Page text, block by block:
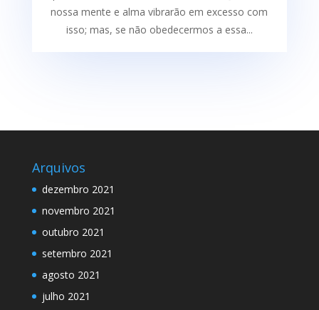
nossa mente e alma vibrarão em excesso com
isso; mas, se não obedecermos a essa...
Arquivos
dezembro 2021
novembro 2021
outubro 2021
setembro 2021
agosto 2021
julho 2021